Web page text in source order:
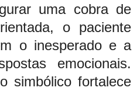
uma cobra de
o paciente
o inesperado e a
emocionais.
simbólico fortalece